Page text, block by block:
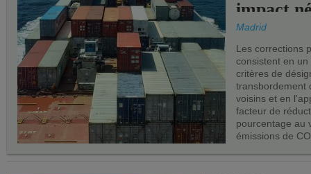
impact
les ports
Madrid
Les corrections
consistent en
critères de
transbordement
voisins et en
facteur de
pourcentage au
émissions de